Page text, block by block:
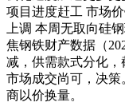
项目进度赶工 市场
上调 本周无取向硅
焦钢铁财产数据（
减，供需款式分化，
市场成交尚可，决
商以价换量。